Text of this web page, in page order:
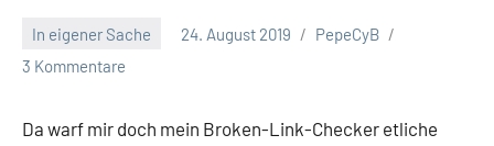
In eigener Sache 24. August 2019
PepeCyB
3 Kommentare
Da warf mir doch mein Broken-Link-Checker etliche